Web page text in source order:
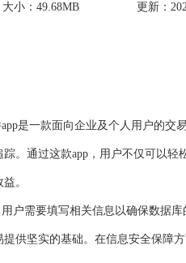
大小：49.68MB
更新：
是一款面向企业及个人用户的
踪。通过这款app，用户不仅可以
。
户需要填写相关信息以确保数据
供坚实的基础。在信息安全保障